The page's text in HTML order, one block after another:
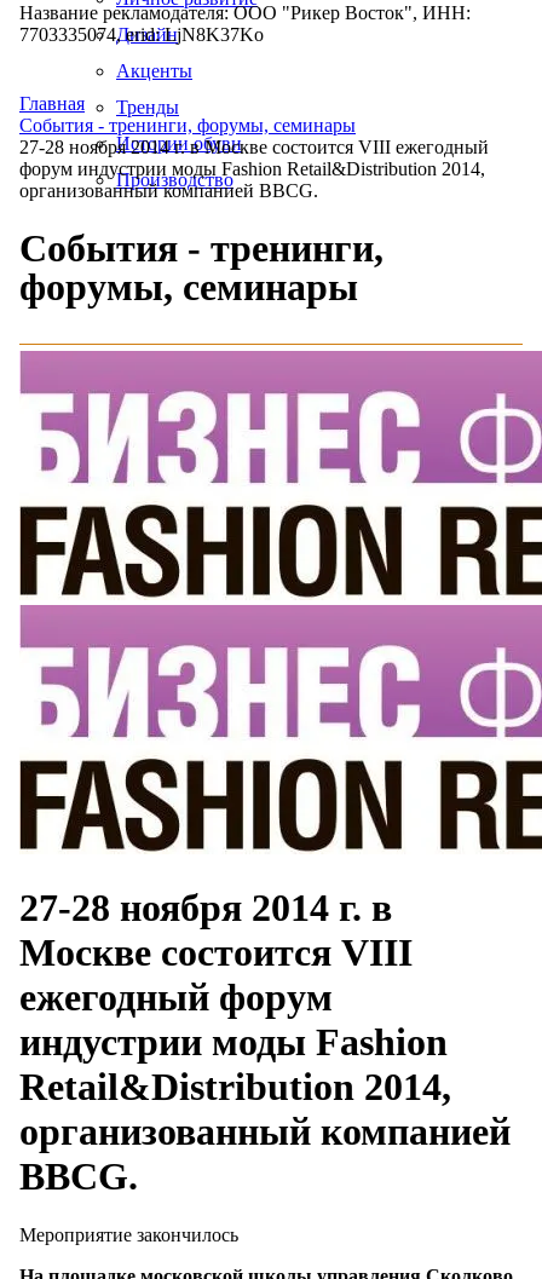
Дизайн
Акценты
Тренды
Истории обуви
Производство
Название рекламодателя: ООО "Рикер Восток", ИНН:
7703335074, erid: LjN8K37Ko
Главная
События - тренинги, форумы, семинары
27-28 ноября 2014 г. в Москве состоится VIII ежегодный
форум индустрии моды Fashion Retail&Distribution 2014,
организованный компанией BBCG.
События - тренинги,
форумы, семинары
27-28 ноября 2014 г. в
Москве состоится VIII
ежегодный форум
индустрии моды Fashion
Retail&Distribution 2014,
организованный компанией
BBCG.
Мероприятие закончилось